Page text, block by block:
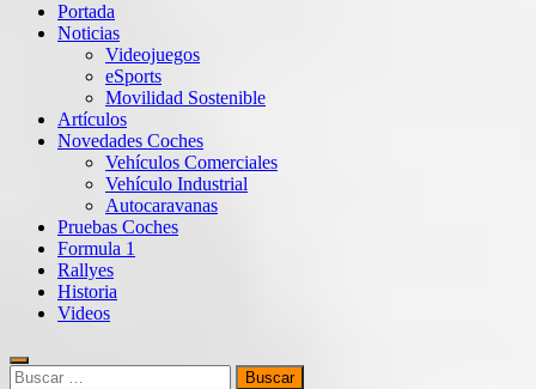
Portada
Noticias
Videojuegos
eSports
Movilidad Sostenible
Artículos
Novedades Coches
Vehículos Comerciales
Vehículo Industrial
Autocaravanas
Pruebas Coches
Formula 1
Rallyes
Historia
Videos
Buscar: